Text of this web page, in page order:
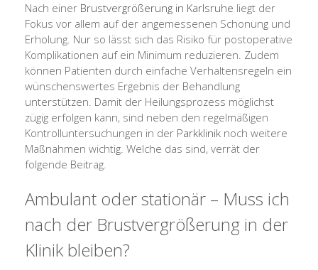
Nach einer Brustvergrößerung in Karlsruhe liegt der
Fokus vor allem auf der angemessenen Schonung und
Erholung. Nur so lässt sich das Risiko für postoperative
Komplikationen auf ein Minimum reduzieren. Zudem
können Patienten durch einfache Verhaltensregeln ein
wünschenswertes Ergebnis der Behandlung
unterstützen. Damit der Heilungsprozess möglichst
zügig erfolgen kann, sind neben den regelmäßigen
Kontrolluntersuchungen in der Parkklinik noch weitere
Maßnahmen wichtig. Welche das sind, verrät der
folgende Beitrag.
Ambulant oder stationär – Muss ich
nach der Brustvergrößerung in der
Klinik bleiben?